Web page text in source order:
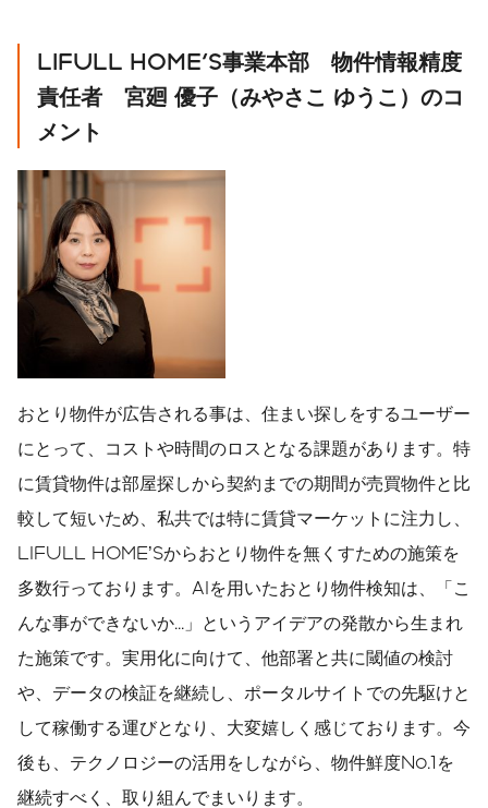
LIFULL HOME'S事業本部 物件情報精度
責任者 宮廻 優子（みやさこ ゆうこ）のコ
メント
おとり物件が広告される事は、住まい探しをするユーザー
にとって、コストや時間のロスとなる課題があります。特
に賃貸物件は部屋探しから契約までの期間が売買物件と比
較して短いため、私共では特に賃貸マーケットに注力し、
LIFULL HOME’Sからおとり物件を無くすための施策を
多数行っております。AIを用いたおとり物件検知は、「こ
んな事ができないか...」というアイデアの発散から生まれ
た施策です。実用化に向けて、他部署と共に閾値の検討
や、データの検証を継続し、ポータルサイトでの先駆けと
して稼働する運びとなり、大変嬉しく感じております。今
後も、テクノロジーの活用をしながら、物件鮮度No.1を
継続すべく、取り組んでまいります。